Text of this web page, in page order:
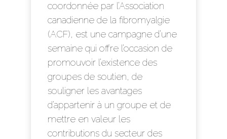
coordonnée par l’Association
canadienne de la fibromyalgie
(ACF), est une campagne d’une
semaine qui offre l’occasion de
promouvoir l’existence des
groupes de soutien, de
souligner les avantages
d’appartenir à un groupe et de
mettre en valeur les
contributions du secteur des